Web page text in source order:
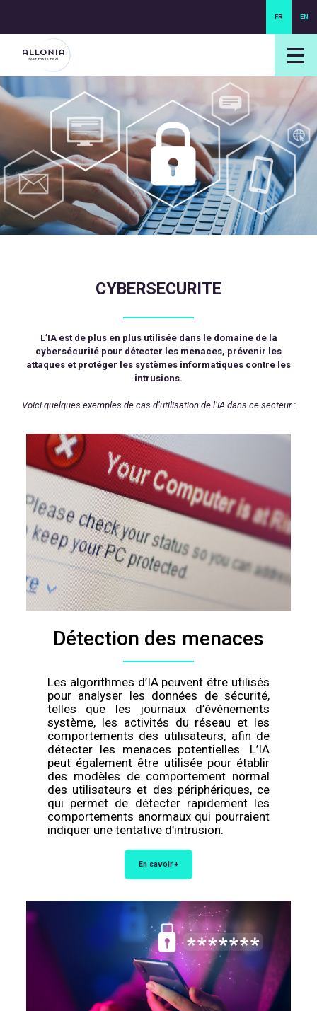
FR EN
CYBERSECURITE
L’IA est de plus en plus utilisée dans le domaine de la
cybersécurité pour détecter les menaces, prévenir les
attaques et protéger les systèmes informatiques contre les
intrusions.
Voici quelques exemples de cas d’utilisation de l’IA dans ce secteur :
Détection des menaces
Les algorithmes d’IA peuvent être utilisés
pour analyser les données de sécurité,
telles que les journaux d’événements
système, les activités du réseau et les
comportements des utilisateurs, afin de
détecter les menaces potentielles. L’IA
peut également être utilisée pour établir
des modèles de comportement normal
des utilisateurs et des périphériques, ce
qui permet de détecter rapidement les
comportements anormaux qui pourraient
indiquer une tentative d’intrusion.
En savoir +